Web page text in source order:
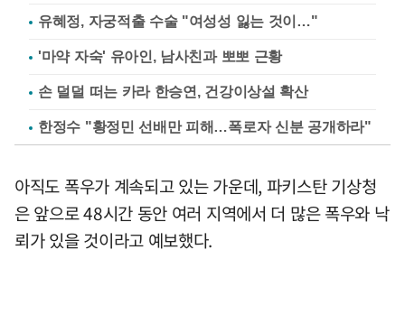
유혜정, 자궁적출 수술 "여성성 잃는 것이…"
'마약 자숙' 유아인, 남사친과 뽀뽀 근황
손 덜덜 떠는 카라 한승연, 건강이상설 확산
한정수 "황정민 선배만 피해…폭로자 신분 공개하라"
아직도 폭우가 계속되고 있는 가운데, 파키스탄 기상청
은 앞으로 48시간 동안 여러 지역에서 더 많은 폭우와 낙
뢰가 있을 것이라고 예보했다.